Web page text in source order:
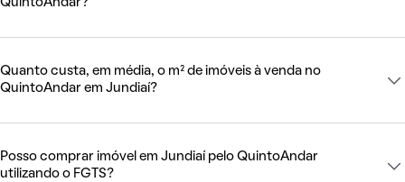
QuintoAndar?
Quanto custa, em média, o m² de imóveis à venda no
QuintoAndar em Jundiaí?
Posso comprar imóvel em Jundiaí pelo QuintoAndar
utilizando o FGTS?